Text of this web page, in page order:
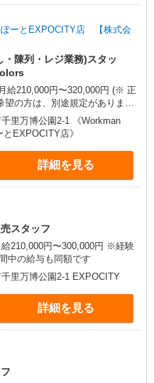
ーとEXPOCITY店 【株式会
・陳列・レジ業務)スタッ
給210,000円〜320,000円 (※ 正
望の方は、別途規定があります
□能力、経験を考慮
じて昇給の可能性あり □別途
役職任用時、各種手当あり
里万博公園2-1 《Workman
EXPOCITY店》
詳細を見る
スタッフ
210,000円〜300,000円 ※経験
中の給与も同額です
里万博公園2-1 EXPOCITY
詳細を見る